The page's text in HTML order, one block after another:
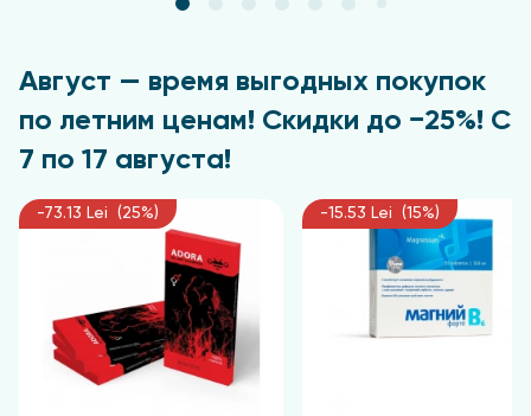
Август — время выгодных покупок
по летним ценам! Скидки до −25%! С
7 по 17 августа!
-73.13 Lei (25%) -15.53 Lei (15%)